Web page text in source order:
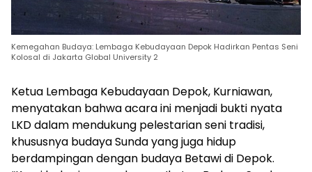
Kemegahan Budaya: Lembaga Kebudayaan Depok Hadirkan Pentas Seni
Kolosal di Jakarta Global University 2
Ketua Lembaga Kebudayaan Depok, Kurniawan,
menyatakan bahwa acara ini menjadi bukti nyata
LKD dalam mendukung pelestarian seni tradisi,
khususnya budaya Sunda yang juga hidup
berdampingan dengan budaya Betawi di Depok.